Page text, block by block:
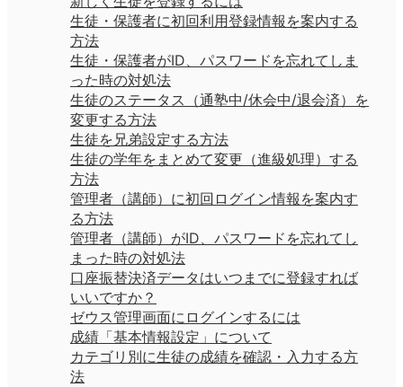
口座振替決済データはいつまでに登録すれば
いいですか？
ゼウス管理画面にログインするには
生徒の学年をまとめて変更（進級処理）する
方法
生徒・保護者に初回利用登録情報を案内する
方法
生徒・保護者がID、パスワードを忘れてしま
った時の対処法
生徒のステータス（通塾中/休会中/退会済）を
変更する方法
生徒を兄弟設定する方法
管理者（講師）に初回ログイン情報を案内す
る方法
管理者（講師）がID、パスワードを忘れてし
まった時の対処法
成績「基本情報設定」について
カテゴリ別に生徒の成績を確認・入力する方
法